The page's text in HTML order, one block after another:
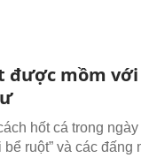
được mồm
hốt cá trong
ruột” và các đấng